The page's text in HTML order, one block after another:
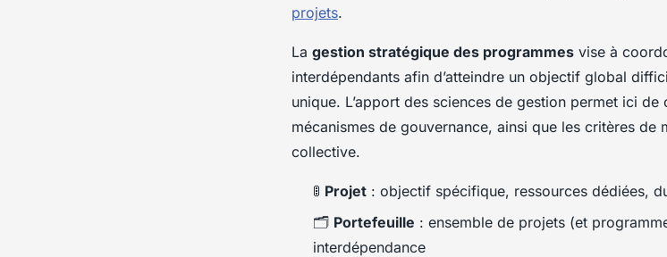
projets.
La gestion stratégique des programmes vise à
interdépendants afin d’atteindre un objectif global
unique. L’apport des sciences de gestion permet ici
mécanismes de gouvernance, ainsi que les critères de
collective.
🚦 Projet : objectif spécifique, ressources dédiées,
🗂️ Portefeuille : ensemble de projets (et
interdépendance